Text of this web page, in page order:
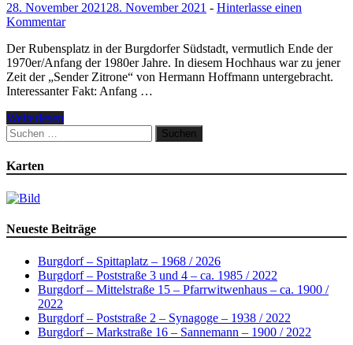
28. November 2021 28. November 2021 - Hinterlasse einen
Kommentar
Der Rubensplatz in der Burgdorfer Südstadt, vermutlich Ende der
1970er/Anfang der 1980er Jahre. In diesem Hochhaus war zu jener
Zeit der „Sender Zitrone“ von Hermann Hoffmann untergebracht.
Interessanter Fakt: Anfang …
Weiterlesen
Suchen
nach:
Karten
Neueste Beiträge
Burgdorf – Spittaplatz – 1968 / 2026
Burgdorf – Poststraße 3 und 4 – ca. 1985 / 2022
Burgdorf – Mittelstraße 15 – Pfarrwitwenhaus – ca. 1900 /
2022
Burgdorf – Poststraße 2 – Synagoge – 1938 / 2022
Burgdorf – Markstraße 16 – Sannemann – 1900 / 2022